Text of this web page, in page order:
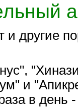
другие
и
в день